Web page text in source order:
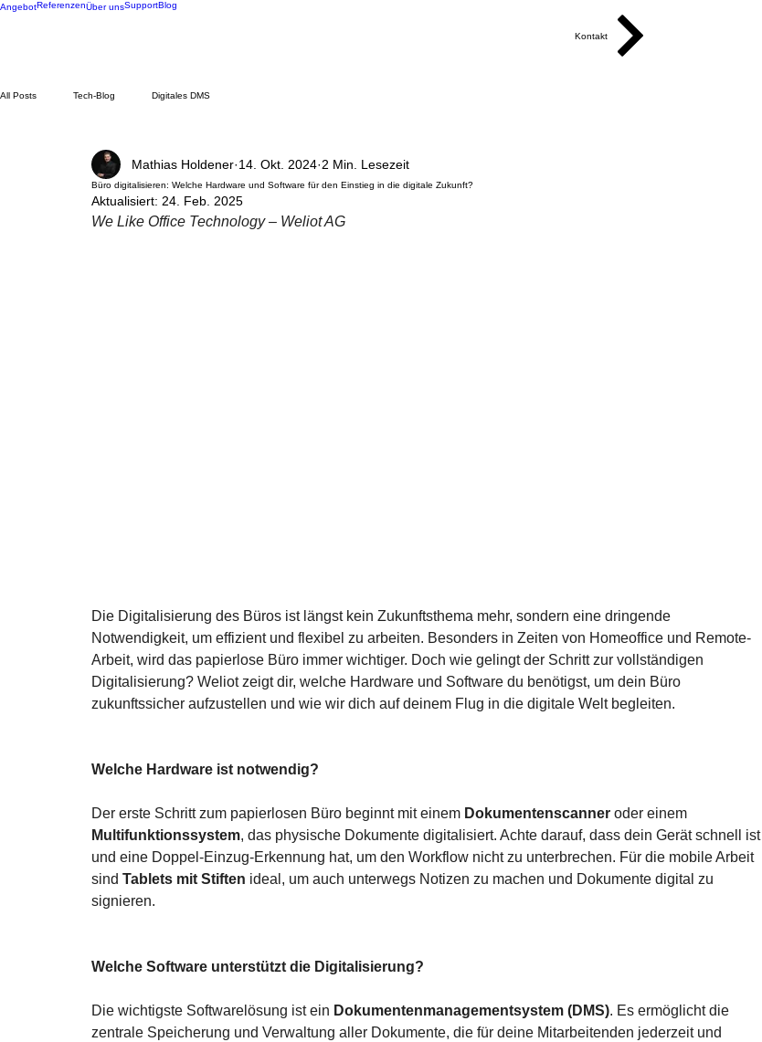
AngebotReferenzenÜber unsSupportBlog
Kontakt
All Posts Tech-Blog Digitales DMS
Büro digitalisieren: Welche Hardware und Software für den Einstieg in die digitale Zukunft?
Mathias Holdener 14. Okt. 2024 2 Min. Lesezeit
Aktualisiert: 24. Feb. 2025
We Like Office Technology – Weliot AG
Die Digitalisierung des Büros ist längst kein Zukunftsthema mehr, sondern eine dringende
Notwendigkeit, um effizient und flexibel zu arbeiten. Besonders in Zeiten von Homeoffice und Remote-
Arbeit, wird das papierlose Büro immer wichtiger. Doch wie gelingt der Schritt zur vollständigen
Digitalisierung? Weliot zeigt dir, welche Hardware und Software du benötigst, um dein Büro
zukunftssicher aufzustellen und wie wir dich auf deinem Flug in die digitale Welt begleiten.
Welche Hardware ist notwendig?
Der erste Schritt zum papierlosen Büro beginnt mit einem Dokumentenscanner oder einem
Multifunktionssystem, das physische Dokumente digitalisiert. Achte darauf, dass dein Gerät schnell ist
und eine Doppel-Einzug-Erkennung hat, um den Workflow nicht zu unterbrechen. Für die mobile Arbeit
sind Tablets mit Stiften ideal, um auch unterwegs Notizen zu machen und Dokumente digital zu
signieren.
Welche Software unterstützt die Digitalisierung?
Die wichtigste Softwarelösung ist ein Dokumentenmanagementsystem (DMS). Es ermöglicht die
zentrale Speicherung und Verwaltung aller Dokumente, die für deine Mitarbeitenden jederzeit und